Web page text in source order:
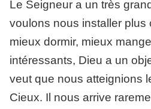
Le Seigneur a un très
voulons nous installer plus
mieux dormir, mieux
intéressants, Dieu a un
veut que nous atteignions
Cieux. Il nous arrive